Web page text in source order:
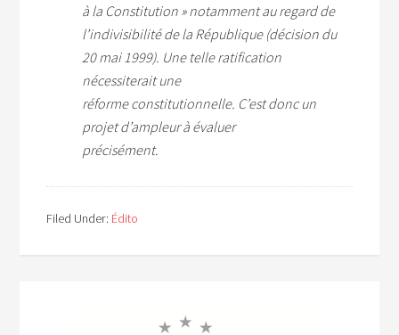
à la Constitution » notamment au regard de
l’indivisibilité de la République (décision du
20 mai 1999). Une telle ratification
nécessiterait une
réforme constitutionnelle. C’est donc un
projet d’ampleur à évaluer
précisément.
Filed Under: Édito